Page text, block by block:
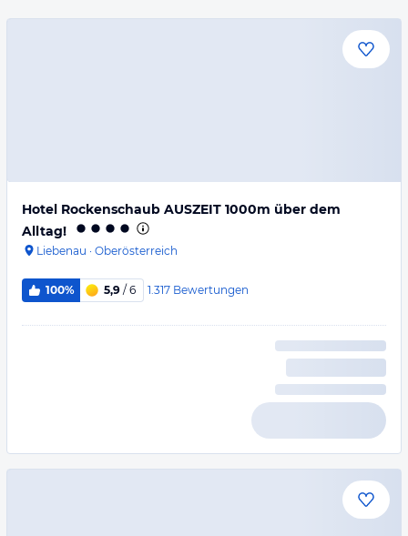
Hotel Rockenschaub AUSZEIT 1000m über dem
Alltag!
Liebenau · Oberösterreich
100% 5,9 / 6 1.317 Bewertungen